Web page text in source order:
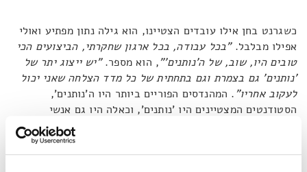
כשגרנט בחן אילו עובדים הצטיינו, הוא גילה נתון מפתיע ואולי
אפילו מבלבל."בכל עבודה, בכל ארגון שחקרתי, הביצועים הכי
טובים היו, שוב, של ה'נותנים'", הוא מספר."יש ייצוג יתר של
'נותנים' גם בצמרת וגם בתחתית של כל מדד הצלחה שאני יכול
לעקוב אחריו". המהנדסים הפוריים ביותר היו ה'נותנים',
הסטודנטים המצטיינים היו 'נותנים', וכאלה היו גם אנשי
המכירות שהניבו את ההכנסות הגבוהות ביותר לחברה. משהו
גורם לפער בין 'נותנים' מסוימים ל'נותנים' אחרים: בעוד שחלקם
מצליחים לתרגם את טוב הלב להצטיינות יתרה, רבים מהם